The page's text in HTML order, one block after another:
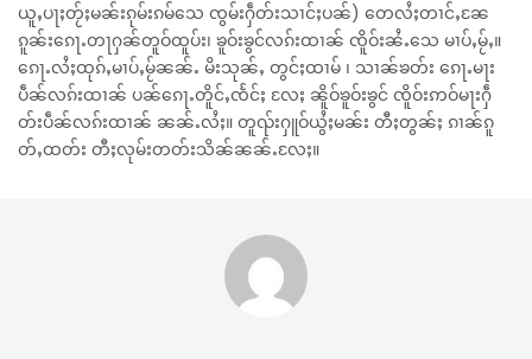
ယူႇပႃႈတႂ်ႈမၼ်းၵုမ်းၵမ်သေ ၸွမ်းႁဵတ်းသၢင်ႈပၼ်) တေလႆႈတၢင်ႇၼႄ
ၵူၼ်းၵေႃႉတႃႁၼ်တူဝ်ထူပ်း၊ ၶူဝ်းၶွင်လၵ်းထၢၼ် ၸိူဝ်းၼႆႉသေ မၢပ်ႇမႂ်ႇ။
ၵေႃႉလႆႈထုၵ်ႇမၢပ်ႇမႂ်ၼၼ်ႉ မိးသုၼ်ႇ တွင်ႈထၢမ် ၊ သၢၼ်ၶတ်း ၵေႃႉမႃး
ပဵၼ်လၵ်းထၢၼ် ပၼ်ၵေႃႉတိူင်ႇၸႅင်ႈ လႄႈ ၼိူဝ်ၶူဝ်းၶွင် ၸိူဝ်းဢဝ်မႃးႁဵ
တ်းပဵၼ်လၵ်းထၢၼ် ၼၼ်ႉလႆႈ။ တူၺ်းႁူဝ်ယွႆႈမၼ်း တီႈတွၼ်ႈ ၵၢၼ်ၵူ
တ်ႇထတ်း တီႈလုမ်းတတ်းသိၼ်ၼၼ်ႉလႄႈ။
Lost password?